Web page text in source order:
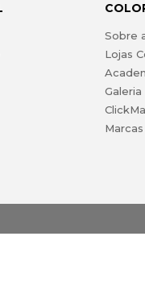
Sobre
Lojas
Galeria